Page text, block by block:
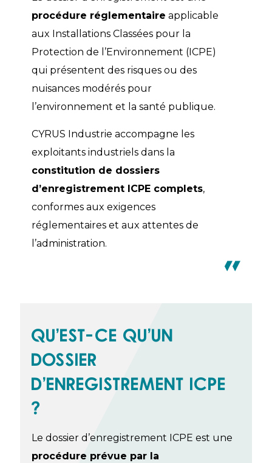
procédure réglementaire applicable
aux Installations Classées pour la
Protection de l’Environnement (ICPE)
qui présentent des risques ou des
nuisances modérés pour
l’environnement et la santé publique.
CYRUS Industrie accompagne les
exploitants industriels dans la
constitution de dossiers
d’enregistrement ICPE complets,
conformes aux exigences
réglementaires et aux attentes de
l’administration.
QU'EST-CE QU’UN
DOSSIER
D’ENREGISTREMENT ICPE
?
Le dossier d’enregistrement ICPE est une
procédure prévue par la